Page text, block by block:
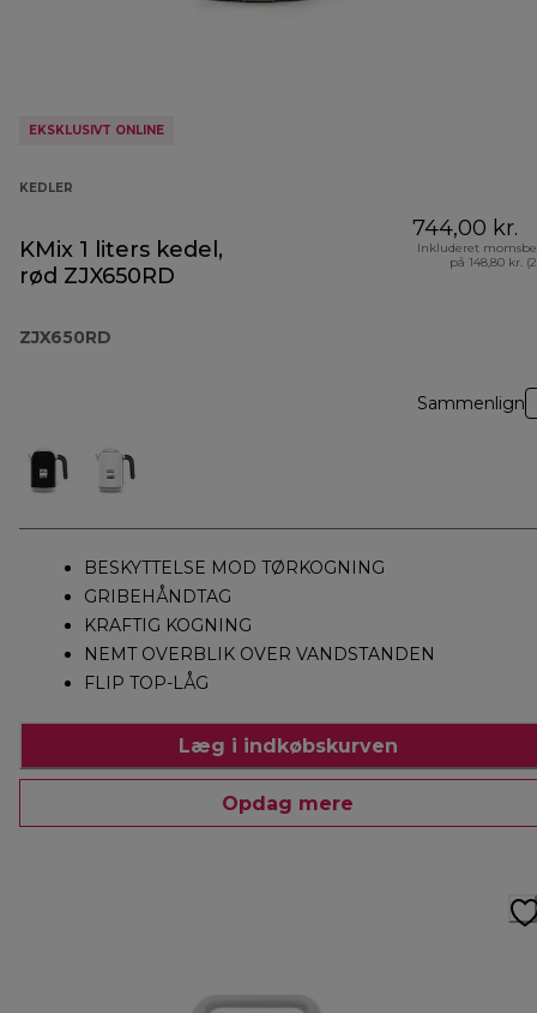
EKSKLUSIVT ONLINE
KEDLER
KMix 1 liters kedel,
rød ZJX650RD
ZJX650RD
744,00 kr.
Inkluderet
på 148,80 kr.
Sammenlign
BESKYTTELSE MOD TØRKOGNING
GRIBEHÅNDTAG
KRAFTIG KOGNING
NEMT OVERBLIK OVER VANDSTANDEN
FLIP TOP-LÅG
Læg i indkøbskurven
Opdag mere